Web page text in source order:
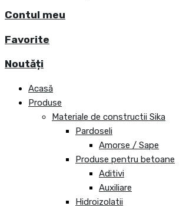
Contul meu
Favorite
Noutăți
Acasă
Produse
Materiale de constructii Sika
Pardoseli
Amorse / Sape
Produse pentru betoane
Aditivi
Auxiliare
Hidroizolatii